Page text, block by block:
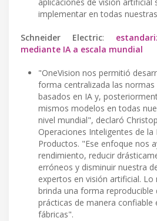
aplicaciones de visión artificial
implementar en todas
Schneider Electric:
mediante IA a escala mundial
"OneVision nos permitió
forma centralizada las normas
basados en IA y,
mismos modelos en todas
nivel mundial", declaró
Operaciones Inteligentes de la
Productos. "Ese enfoque nos
rendimiento, reducir
erróneos y disminuir nuestra
expertos en visión artificial.
brinda una forma reproducible
prácticas de manera confiable
fábricas".